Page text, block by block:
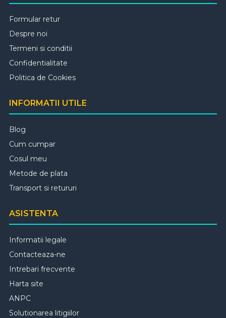
Formular retur
Despre noi
Termeni si conditii
Confidentialitate
Politica de Cookies
INFORMATII UTILE
Blog
Cum cumpar
Cosul meu
Metode de plata
Transport si retururi
ASISTENTA
Informatii legale
Contacteaza-ne
Intrebari frecvente
Harta site
ANPC
Solutionarea litigiilor